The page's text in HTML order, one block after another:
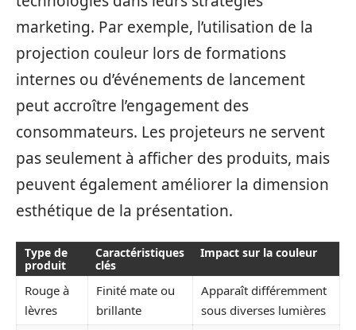
marketing. Par exemple, l’utilisation de la
projection couleur lors de formations
internes ou d’événements de lancement
peut accroître l’engagement des
consommateurs. Les projeteurs ne servent
pas seulement à afficher des produits, mais
peuvent également améliorer la dimension
esthétique de la présentation.
Type de
produit
Caractéristiques
clés
Impact sur la couleur
Rouge à
lèvres
Finité mate ou
brillante
Apparaît différemment
sous diverses lumières